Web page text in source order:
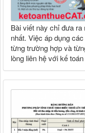
Bài viết này chỉ đưa
nhất. Việc áp dụng
từng trường hợp và
lòng liên hệ với kế